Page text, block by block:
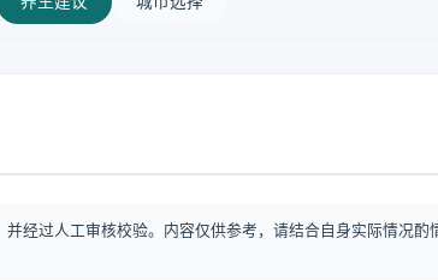
经过人工审核校验。内容仅供参考，请结合自身实际情况酌